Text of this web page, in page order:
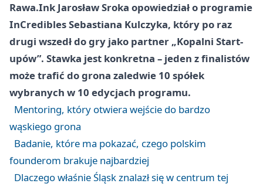
Rawa.Ink Jarosław Sroka opowiedział o programie
InCredibles Sebastiana Kulczyka, który po raz
drugi wszedł do gry jako partner „Kopalni Start-
upów”. Stawka jest konkretna – jeden z finalistów
może trafić do grona zaledwie 10 spółek
wybranych w 10 edycjach programu.
Mentoring, który otwiera wejście do bardzo
wąskiego grona
Badanie, które ma pokazać, czego polskim
founderom brakuje najbardziej
Dlaczego właśnie Śląsk znalazł się w centrum tej